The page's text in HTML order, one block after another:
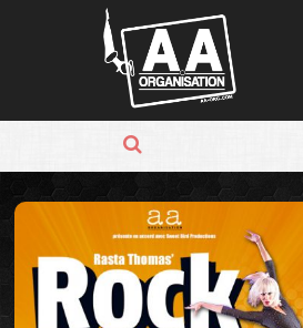
Panneau de gestion des cookies